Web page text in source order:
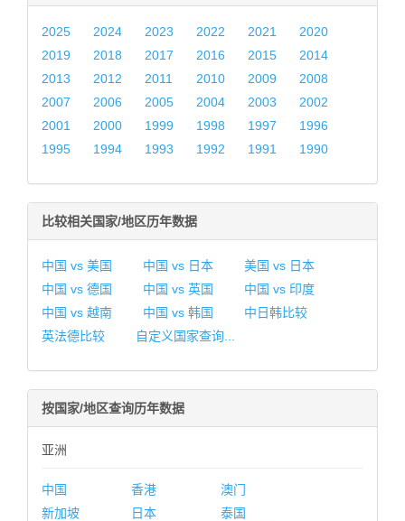
2025 2024 2023 2022 2021
2020
2019
2018 2017 2016 2015
2014
2013
2012 2011 2010 2009
2008
2007
2006 2005 2004 2003
2002
2001
2000 1999 1998 1997
1996
1995
1994 1993 1992 1991 1990
比较相关国家/地区历年数据
中国 vs 美国 中国 vs 日本
美国 vs 日本
中国 vs 德国
中国 vs 英国
中国 vs 印度
中国 vs 越南
中国 vs 韩国
中日韩比较
英法德比较
自定义国家查询...
按国家/地区查询历年数据
亚洲
中国 香港
澳门
新加坡
日本
泰国